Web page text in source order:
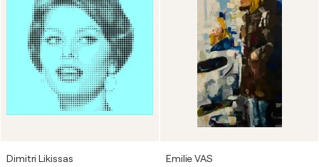
Dimitri Likissas Emilie VAS